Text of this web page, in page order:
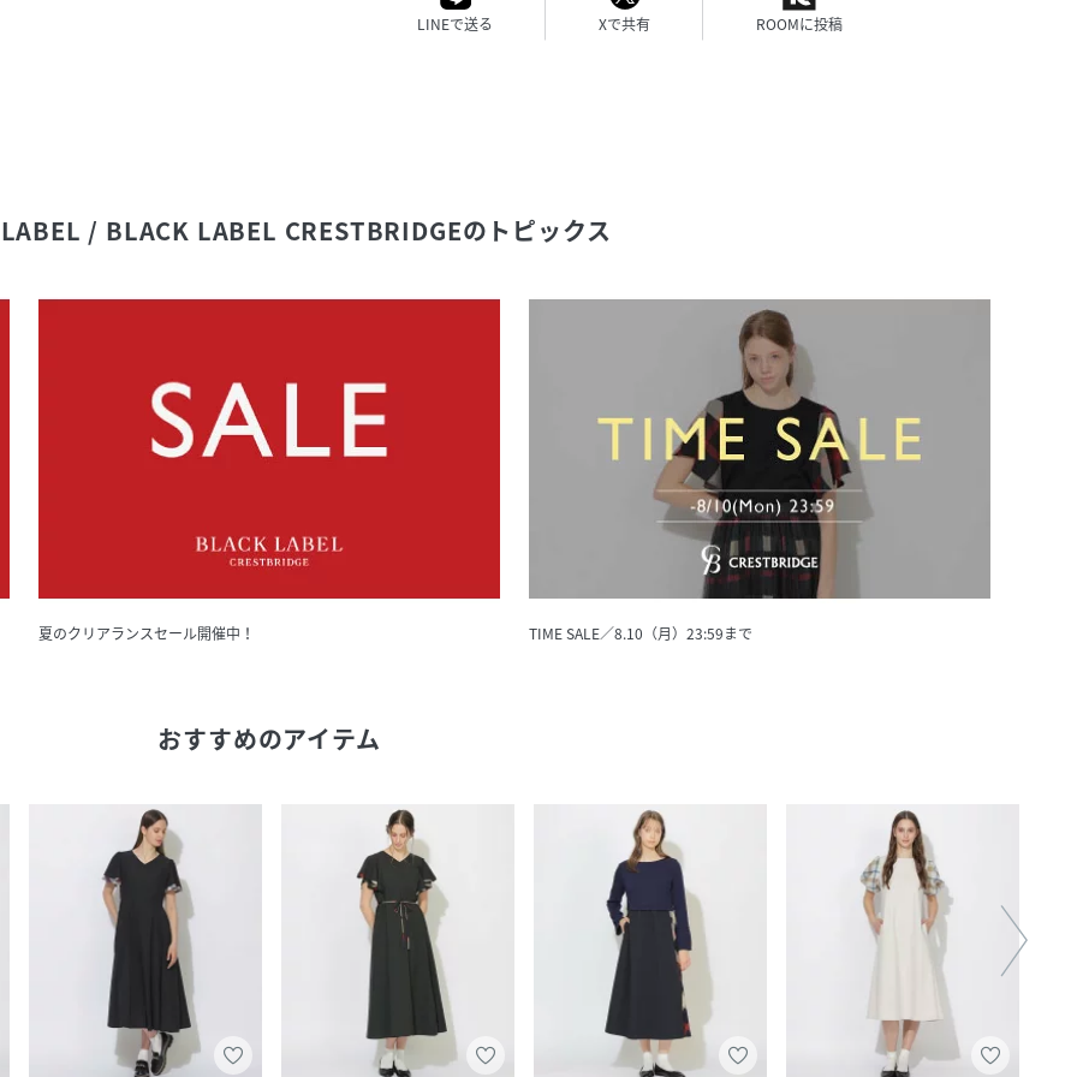
LINEで送る Xで共有 ROOMに投稿
/ BLACK LABEL CRESTBRIDGEのトピックス
夏のクリアランスセール開催中！ TIME SALE／8.10（月）23:59まで
おすすめのアイテム